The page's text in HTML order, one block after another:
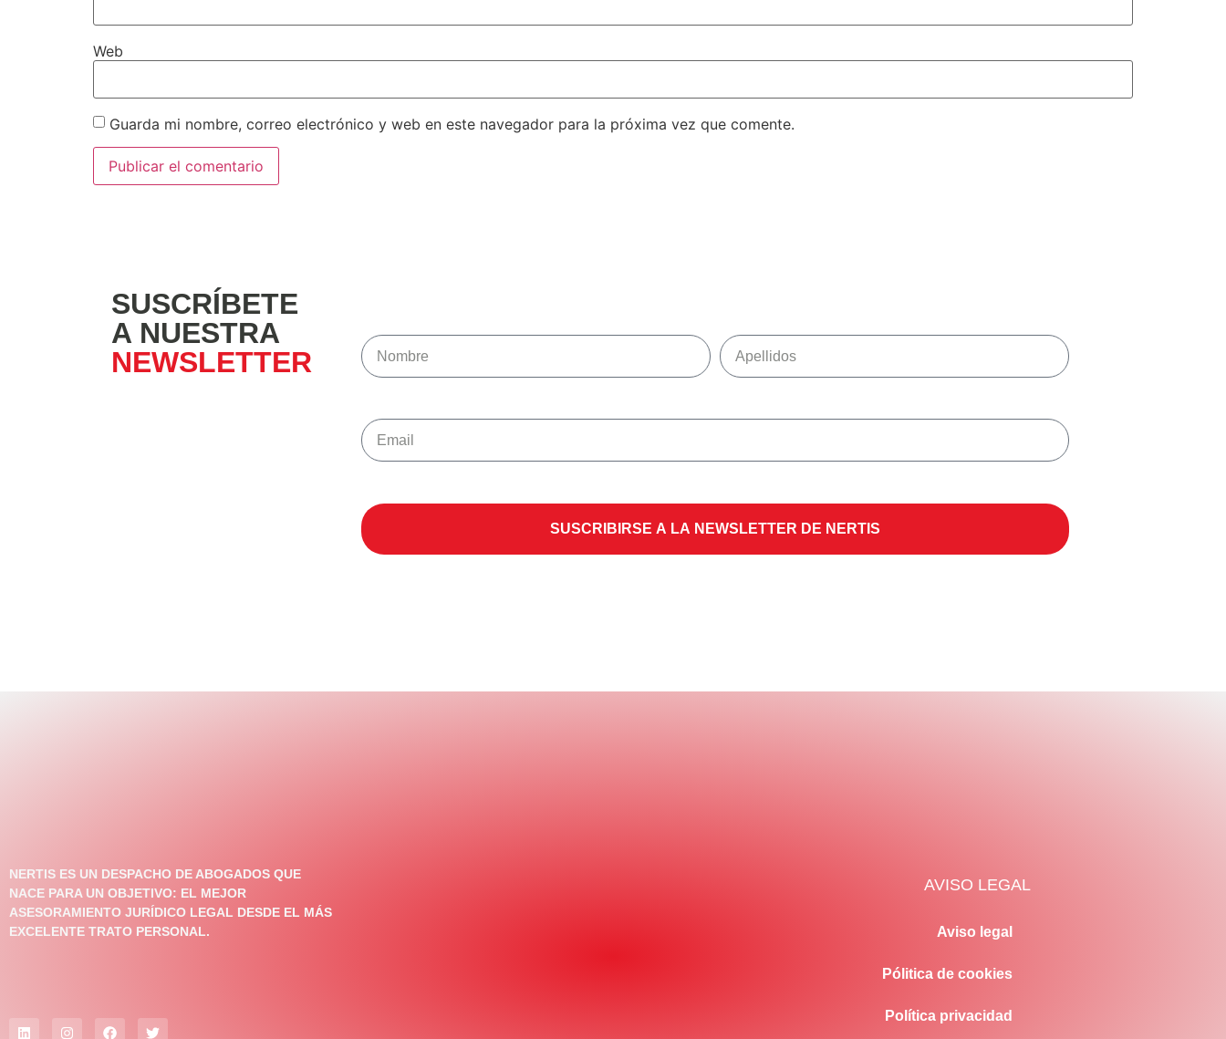
Web
Guarda mi nombre, correo electrónico y web en este navegador para la próxima vez que comente.
SUSCRÍBETE
A NUESTRA
NEWSLETTER
SUSCRIBIRSE A LA NEWSLETTER DE NERTIS
NERTIS ES UN DESPACHO DE ABOGADOS QUE
NACE PARA UN OBJETIVO: EL MEJOR
ASESORAMIENTO JURÍDICO LEGAL DESDE EL MÁS
EXCELENTE TRATO PERSONAL.
AVISO LEGAL
Aviso legal
Pólitica de cookies
Política privacidad